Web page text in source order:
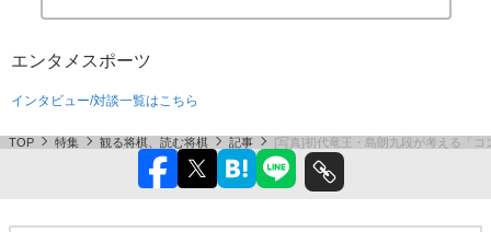
エンタメ スポーツ
インタビュー/対談一覧はこちら
TOP 特集 観る将棋、読む将棋 記事 [写真]初代竜王・島朗九段が考える「